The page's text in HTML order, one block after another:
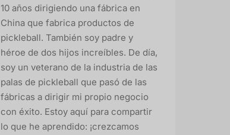
10 años dirigiendo una fábrica en
China que fabrica productos de
pickleball. También soy padre y
héroe de dos hijos increíbles. De día,
soy un veterano de la industria de las
palas de pickleball que pasó de las
fábricas a dirigir mi propio negocio
con éxito. Estoy aquí para compartir
lo que he aprendido: ¡crezcamos